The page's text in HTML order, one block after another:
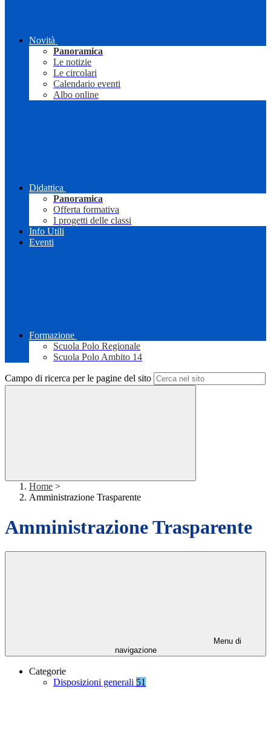
Novità
Panoramica
Le notizie
Le circolari
Calendario eventi
Albo online
Didattica
Panoramica
Offerta formativa
I progetti delle classi
Info Utili
Eventi
Formazione
Scuola Polo Regionale
Scuola Polo Ambito 14
Campo di ricerca per le pagine del sito
Home >
Amministrazione Trasparente
Amministrazione Trasparente
Menu di
navigazione
Categorie
Disposizioni generali 51